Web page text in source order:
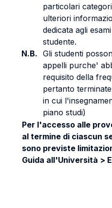
particolari
ulteriori
dedicata agli
studente.
N.B. Gli studenti
appelli purche'
requisito della
pertanto
in cui
piano studi)
Per l'accesso alle
al termine di ciascun
sono previste
Guida all'Università >